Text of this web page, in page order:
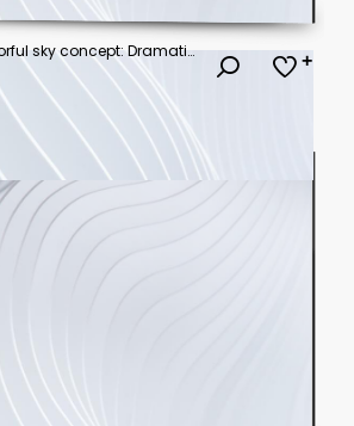
Background of colorful sky concept: Dramatic sunset with twilight color sky and clouds